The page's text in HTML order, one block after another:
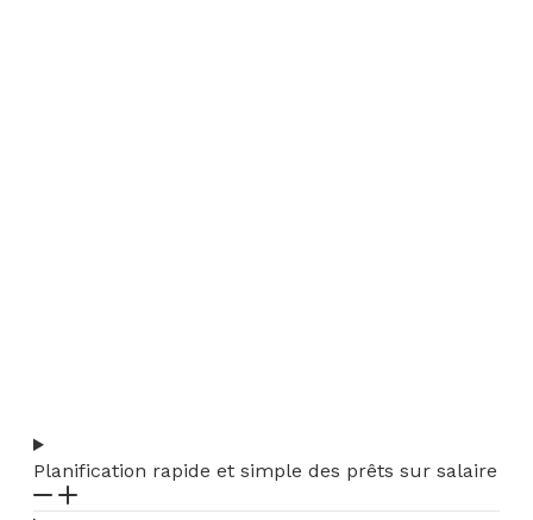
Planification rapide et simple des prêts sur salaire